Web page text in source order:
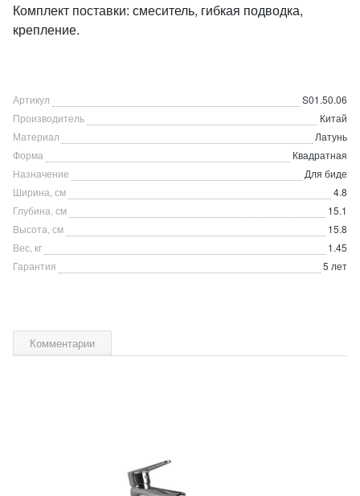
Комплект поставки: смеситель, гибкая подводка,
крепление.
Артикул
S01.50.06
Производитель
Китай
Материал
Латунь
Форма
Квадратная
Назначение
Для биде
Ширина, см
4.8
Глубина, см
15.1
Высота, см
15.8
Вес, кг
1.45
Гарантия
5 лет
Комментарии